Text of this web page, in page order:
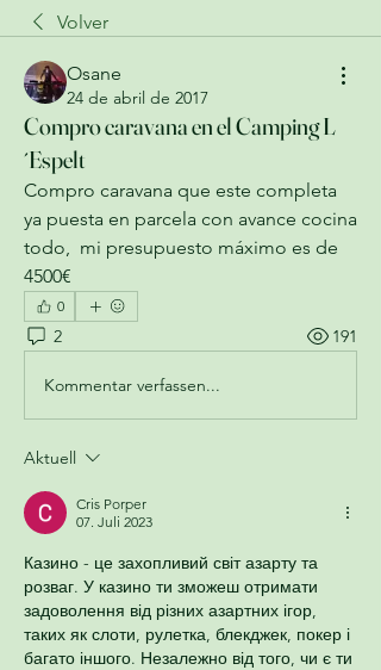
Volver
Osane
24 de abril de 2017
Compro caravana en el Camping L
´Espelt
Compro caravana que este completa
ya puesta en parcela con avance cocina
todo,  mi presupuesto máximo es de
4500€
0
2 191
Kommentar verfassen...
Aktuell
Cris Porper
07. Juli 2023
Казино - це захопливий світ азарту та
розваг. У казино ти зможеш отримати
задоволення від різних азартних ігор,
таких як слоти, рулетка, блекджек, покер і
багато іншого. Незалежно від того, чи є ти